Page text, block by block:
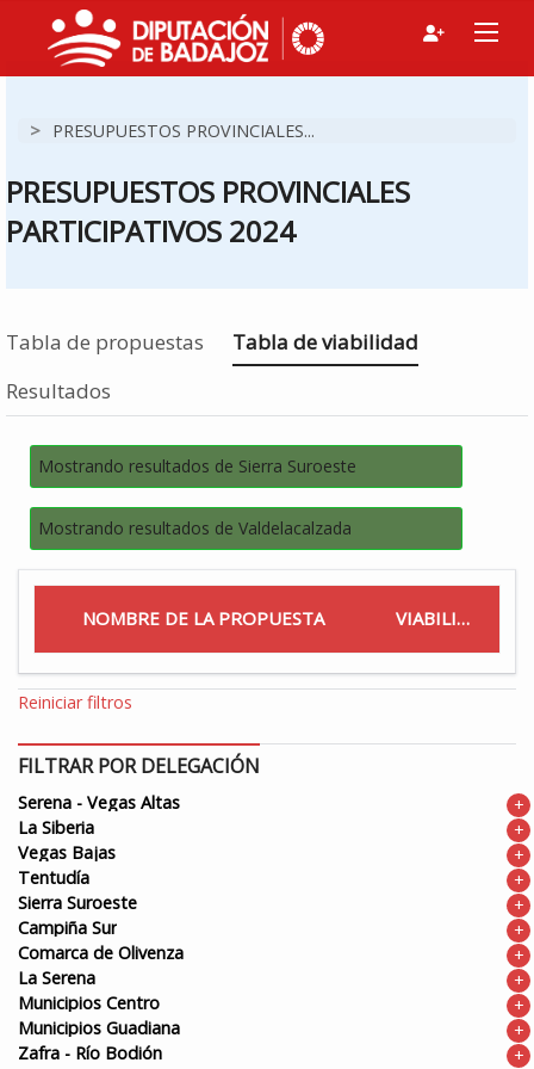
> PRESUPUESTOS PROVINCIALES...
PRESUPUESTOS PROVINCIALES
PARTICIPATIVOS 2024
Tabla de propuestas Estás en
Tabla de viabilidad
Resultados
Mostrando resultados de Sierra Suroeste
Mostrando resultados de Valdelacalzada
NOMBRE DE LA PROPUESTA VIABILIDAD
Reiniciar filtros
FILTRAR POR DELEGACIÓN